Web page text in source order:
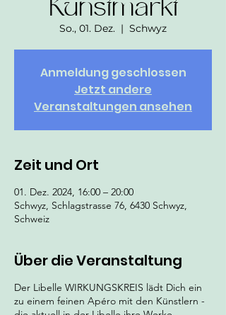
Kunstmarkt
So., 01. Dez.
  |
Schwyz
Anmeldung geschlossen
Jetzt andere
Veranstaltungen ansehen
Zeit und Ort
01. Dez. 2024, 16:00 – 20:00
Schwyz, Schlagstrasse 76, 6430 Schwyz,
Schweiz
Über die Veranstaltung
Der Libelle WIRKUNGSKREIS lädt Dich ein
zu einem feinen Apéro mit den Künstlern -